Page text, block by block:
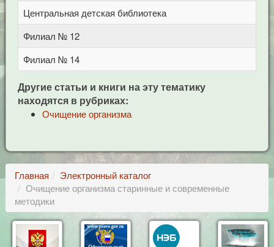
Центральная детская библиотека
Филиал № 12
Филиал № 14
Другие статьи и книги на эту тематику
находятся в рубриках:
Очищение организма
Главная
Электронный каталог
Очищение организма старинные и современные
методики